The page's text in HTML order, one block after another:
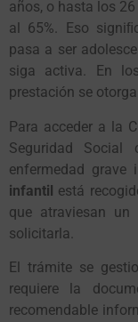
años, o hasta l os 26
al 65%. Eso signiﬁ
pasa a ser ad o les
siga activa. En l
prestación se otor
Para acceder a la
Seguridad Social
enfermedad grave
infantil está recogid
que atraviesan un
solicitarla
Eltrámite se gestio
requiere la docu
recomendable infor